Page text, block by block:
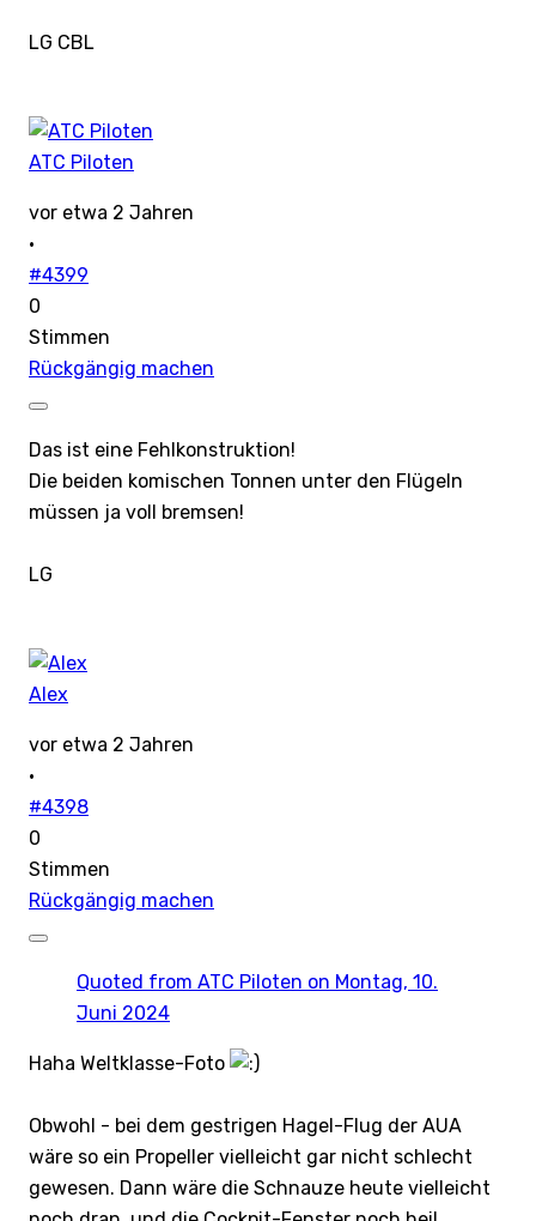
LG CBL
ATC Piloten
vor etwa 2 Jahren
·
#4399
0
Stimmen
Rückgängig machen
Das ist eine Fehlkonstruktion!
Die beiden komischen Tonnen unter den Flügeln
müssen ja voll bremsen!
LG
Alex
vor etwa 2 Jahren
·
#4398
0
Stimmen
Rückgängig machen
Quoted from ATC Piloten on Montag, 10.
Juni 2024
Haha Weltklasse-Foto
Obwohl - bei dem gestrigen Hagel-Flug der AUA
wäre so ein Propeller vielleicht gar nicht schlecht
gewesen. Dann wäre die Schnauze heute vielleicht